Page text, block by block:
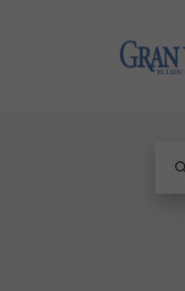
Gran Via 2